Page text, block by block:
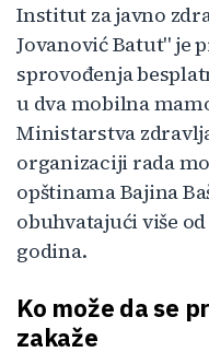
Institut za javno
Jovanović Batut" je
sprovođenja
u dva mobilna
Ministarstva
organizaciji rada
opštinama Bajina
obuhvatajući više od
godina.
Ko može da se
zakaže